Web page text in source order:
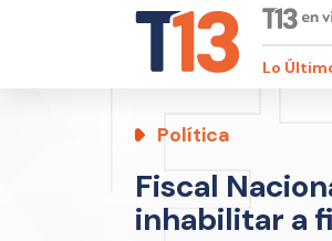
Lo
Política
Fiscal
inhabilitar a